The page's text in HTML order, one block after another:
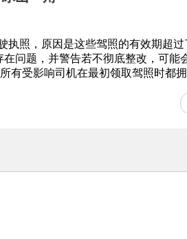
照，原因是这些驾照的有效期超
问题，并警告若不彻底整改，可能
有受影响司机在最初领取驾照时都